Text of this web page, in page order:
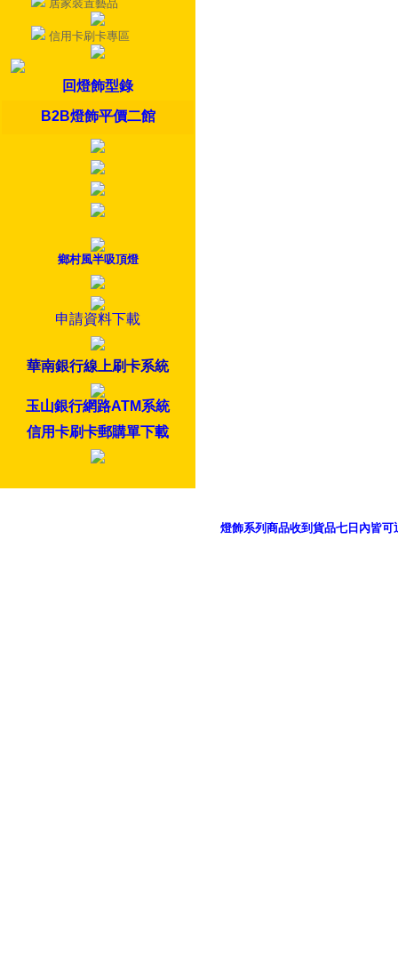
居家裝置藝品
信用卡刷卡專區
回燈飾型錄
B2B燈飾平價二館
鄉村風半吸頂燈
申請資料下載
華南銀行線上刷卡系統
玉山銀行網路ATM系統
信用卡刷卡郵購單下載
燈飾系列商品收到貨品七日內皆